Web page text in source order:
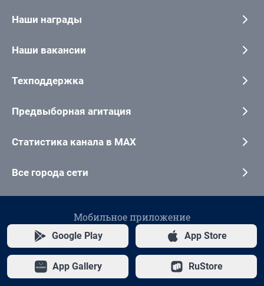
Наши награды
Наши вакансии
Техподдержка
Предвыборная агитация
Статистика канала в MAX
Все города сети
Мобильное приложение
Google Play App Store
App Gallery RuStore